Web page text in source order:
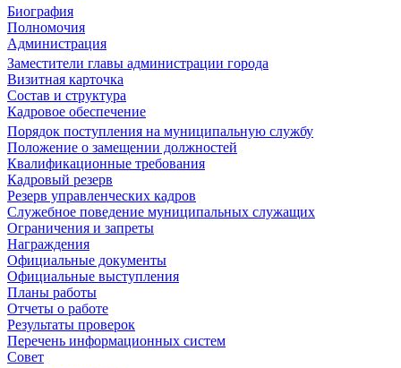
Биография
Полномочия
Администрация
Заместители главы администрации города
Визитная карточка
Состав и структура
Кадровое обеспечение
Порядок поступления на муниципальную службу
Положение о замещении должностей
Квалификационные требования
Кадровый резерв
Резерв управленческих кадров
Служебное поведение муниципальных служащих
Ограничения и запреты
Награждения
Официальные документы
Официальные выступления
Планы работы
Отчеты о работе
Результаты проверок
Перечень информационных систем
Совет